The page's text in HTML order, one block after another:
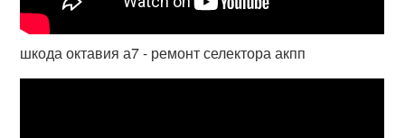
шкода октавия а7 - ремонт селектора акпп